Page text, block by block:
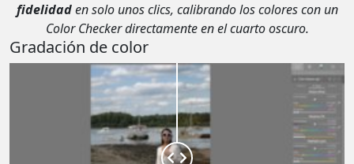
fidelidaden solo unos clics, calibrando los colores con un
Color Checker directamente en el cuarto oscuro.
Gradación de color